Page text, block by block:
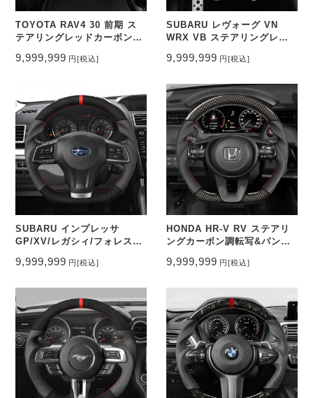
TOYOTA RAV4 30 前期 ス
テアリングレッドカーボン&
ク無し CEEHOR-315_COCA
9,999,999 円[税込]
SUBARU レヴォーグ VN
WRX VB ステアリングレザ
マーク有り CEEHOR-
9,999,999 円[税込]
SUBARU インプレッサ
GP/XV/レガシィ/フォレスタ
パンチングレザー トップマー
MU82_ACNAO
9,999,999 円[税込]
HONDA HR-V RV ステアリ
ングカーボン調転写&パンチ
CEEHOR-HR22_WAC
9,999,999 円[税込]